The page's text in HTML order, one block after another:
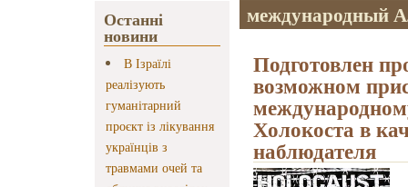
Останні
новини
В Ізраїлі
реалізують
гуманітарний
проєкт із лікування
українців з
травмами очей та
международный
Подготовлен
возможном
Холокоста в
наблюдателя